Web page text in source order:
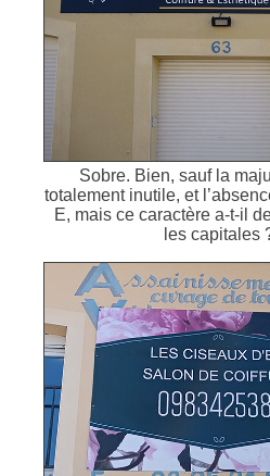
Sobre. Bien, sauf la
totalement inutile, et
E, mais ce caractère a-t-il
les capitales